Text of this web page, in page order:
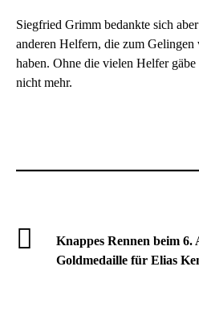
Siegfried Grimm bedankte sich
anderen Helfern, die zum Gelingen
haben. Ohne die vielen Helfer
nicht mehr.
Knappes Rennen beim 6.
Goldmedaille für Elias